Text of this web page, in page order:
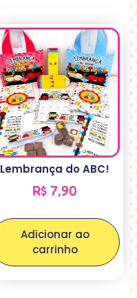
Lembrança do ABC!
R$ 7,90
Adicionar ao
carrinho